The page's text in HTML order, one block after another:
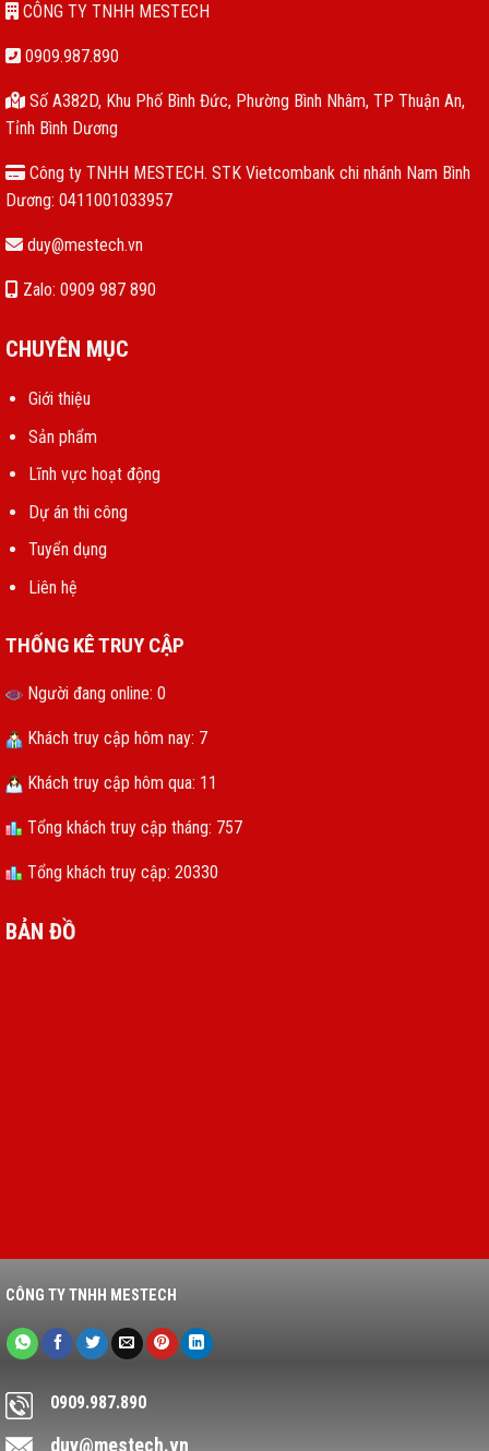
CÔNG TY TNHH MESTECH
0909.987.890
Số A382D, Khu Phố Bình Đức, Phường Bình Nhâm, TP Thuận An,
Tỉnh Bình Dương
Công ty TNHH MESTECH. STK Vietcombank chi nhánh Nam Bình
Dương: 0411001033957
duy@mestech.vn
Zalo: 0909 987 890
CHUYÊN MỤC
Giới thiệu
Sản phẩm
Lĩnh vực hoạt động
Dự án thi công
Tuyển dụng
Liên hệ
THỐNG KÊ TRUY CẬP
Người đang online: 0
Khách truy cập hôm nay: 7
Khách truy cập hôm qua: 11
Tổng khách truy cập tháng: 757
Tổng khách truy cập: 20330
BẢN ĐỒ
CÔNG TY TNHH MESTECH
0909.987.890
duy@mestech.vn